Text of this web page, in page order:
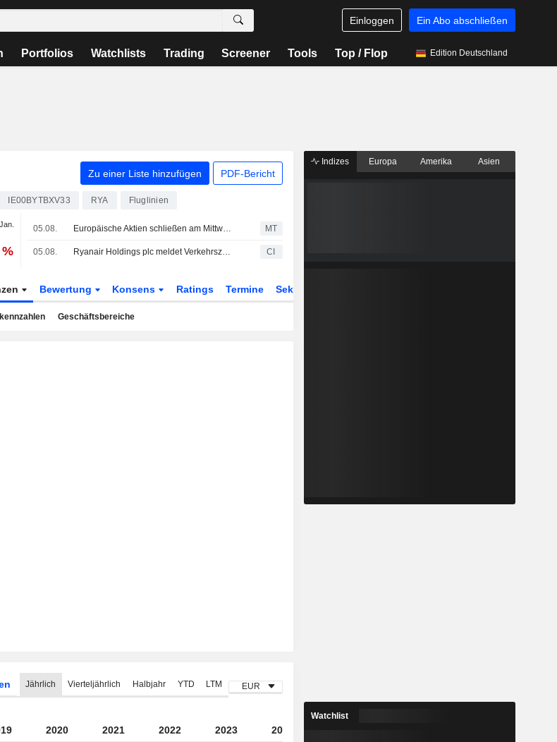
Einloggen Ein Abo abschließen
Portfolios Watchlists Trading Screener Tools Top / Flop Edition Deutschland
Zu einer Liste hinzufügen PDF-Bericht
IE00BYTBXV33 RYA Fluglinien
05.08. Europäische Aktien schließen am Mittwoch überwiegend fester - Anleger beobachten Entwicklungen im Nahen Osten MT
05.08. Ryanair Holdings plc meldet Verkehrszahlen für den Monat sowie seit Jahresbeginn bis Ende Juli 2026 CI
Bewertung Konsens Ratings Termine Sektor
Geschäftsbereiche
Jährlich Vierteljährlich Halbjahr YTD LTM EUR
2020 2021 2022 2023 2024
Indizes Europa Amerika Asien
Watchlist